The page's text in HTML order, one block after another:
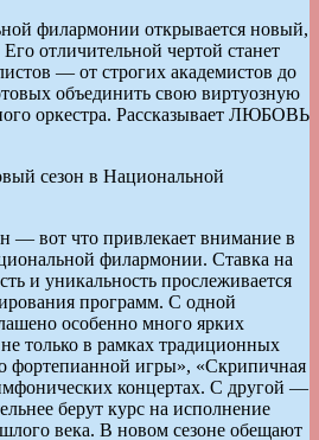
филармонии открывается новый,
отличительной чертой станет
— от строгих академистов до
объединить свою виртуозную
оркестра. Рассказывает ЛЮБОВЬ
— вот что привлекает внимание в
филармонии. Ставка на
и уникальность прослеживается
программ. С одной
особенно много ярких
только в рамках традиционных
фортепианной игры», «Скрипичная
концертах. С другой —
берут курс на исполнение
века. В новом сезоне обещают